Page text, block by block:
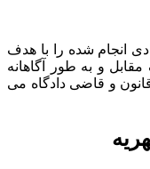
انجام شده را با هدف
و به طور آگاهانه
و قاضی دادگاه می